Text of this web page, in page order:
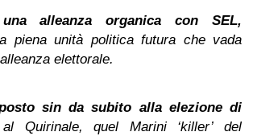
alleanza organica con SEL,
piena unità politica futura che vada
elettorale.
sin da subito alla elezione di
Quirinale, quel Marini ‘killer’ del